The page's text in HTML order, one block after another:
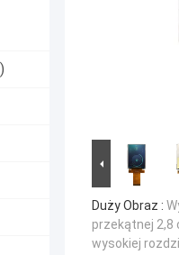
Duży Obraz :
przekątnej 2,8
wysokiej